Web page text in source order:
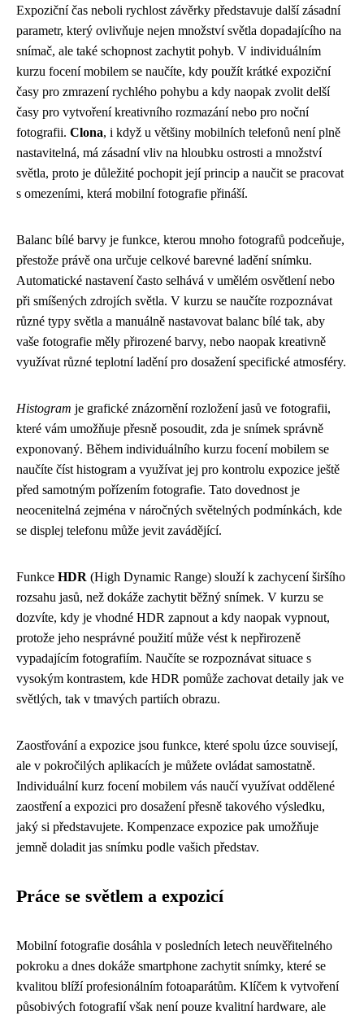
Expoziční čas neboli rychlost závěrky představuje další zásadní
parametr, který ovlivňuje nejen množství světla dopadajícího na
snímač, ale také schopnost zachytit pohyb. V individuálním
kurzu focení mobilem se naučíte, kdy použít krátké expoziční
časy pro zmrazení rychlého pohybu a kdy naopak zvolit delší
časy pro vytvoření kreativního rozmazání nebo pro noční
fotografii. Clona, i když u většiny mobilních telefonů není plně
nastavitelná, má zásadní vliv na hloubku ostrosti a množství
světla, proto je důležité pochopit její princip a naučit se pracovat
s omezeními, která mobilní fotografie přináší.
Balanc bílé barvy je funkce, kterou mnoho fotografů podceňuje,
přestože právě ona určuje celkové barevné ladění snímku.
Automatické nastavení často selhává v umělém osvětlení nebo
při smíšených zdrojích světla. V kurzu se naučíte rozpoznávat
různé typy světla a manuálně nastavovat balanc bílé tak, aby
vaše fotografie měly přirozené barvy, nebo naopak kreativně
využívat různé teplotní ladění pro dosažení specifické atmosféry.
Histogram je grafické znázornění rozložení jasů ve fotografii,
které vám umožňuje přesně posoudit, zda je snímek správně
exponovaný. Během individuálního kurzu focení mobilem se
naučíte číst histogram a využívat jej pro kontrolu expozice ještě
před samotným pořízením fotografie. Tato dovednost je
neocenitelná zejména v náročných světelných podmínkách, kde
se displej telefonu může jevit zavádějící.
Funkce HDR (High Dynamic Range) slouží k zachycení širšího
rozsahu jasů, než dokáže zachytit běžný snímek. V kurzu se
dozvíte, kdy je vhodné HDR zapnout a kdy naopak vypnout,
protože jeho nesprávné použití může vést k nepřirozeně
vypadajícím fotografiím. Naučíte se rozpoznávat situace s
vysokým kontrastem, kde HDR pomůže zachovat detaily jak ve
světlých, tak v tmavých partiích obrazu.
Zaostřování a expozice jsou funkce, které spolu úzce souvisejí,
ale v pokročilých aplikacích je můžete ovládat samostatně.
Individuální kurz focení mobilem vás naučí využívat oddělené
zaostření a expozici pro dosažení přesně takového výsledku,
jaký si představujete. Kompenzace expozice pak umožňuje
jemně doladit jas snímku podle vašich představ.
Práce se světlem a expozicí
Mobilní fotografie dosáhla v posledních letech neuvěřitelného
pokroku a dnes dokáže smartphone zachytit snímky, které se
kvalitou blíží profesionálním fotoaparátům. Klíčem k vytvoření
působivých fotografií však není pouze kvalitní hardware, ale